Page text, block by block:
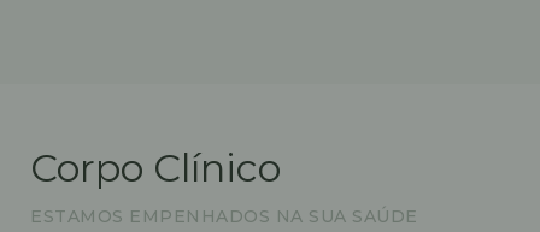
Corpo Clínico
ESTAMOS EMPENHADOS NA SUA SAÚDE